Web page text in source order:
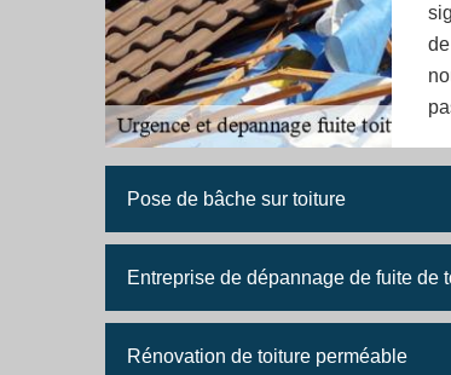
Pose de bâche sur toiture
Entreprise de dépannage de fuite de
Rénovation de toiture perméable